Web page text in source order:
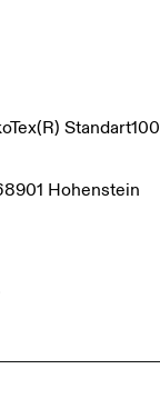
Standart100
Hohenstein